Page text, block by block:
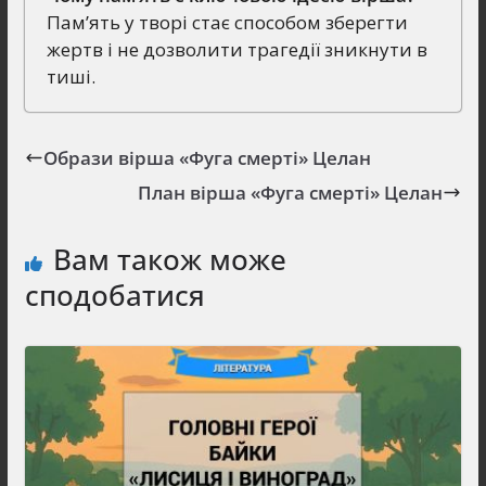
Пам’ять у творі стає способом зберегти
жертв і не дозволити трагедії зникнути в
тиші.
Образи вірша «Фуга смерті» Целан
План вірша «Фуга смерті» Целан
Вам також може
сподобатися